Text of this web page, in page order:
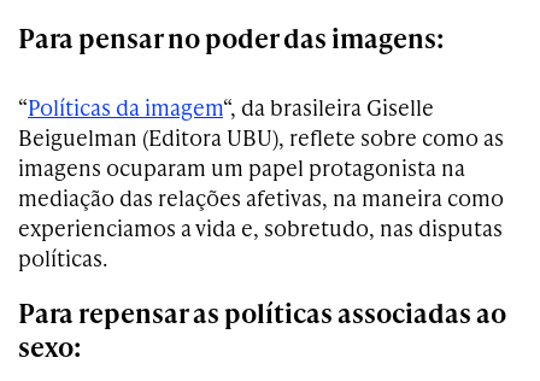
Para pensar no poder das imagens:
“Políticas da imagem“, da brasileira Giselle
Beiguelman (Editora UBU), reflete sobre como as
imagens ocuparam um papel protagonista na
mediação das relações afetivas, na maneira como
experienciamos a vida e, sobretudo, nas disputas
políticas.
Para repensar as políticas associadas ao
sexo: